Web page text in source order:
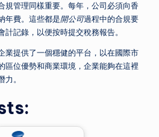
規管理同樣重要。每年，公司必須向香
年費。這些都是開公司過程中的合規要
記錄，以便按時提交稅務報告。
業提供了一個穩健的平台，以在國際市
區位優勢和商業環境，企業能夠在這裡
。